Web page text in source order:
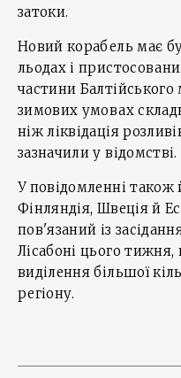
затоки.
Новий корабель має
льодах і
частини
зимових умовах
ніж ліквідація
зазначили у відомстві.
У повідомленні також
Фінляндія, Швеція й
пов'язаний із
Лісабоні цього
виділення більшої
регіону.